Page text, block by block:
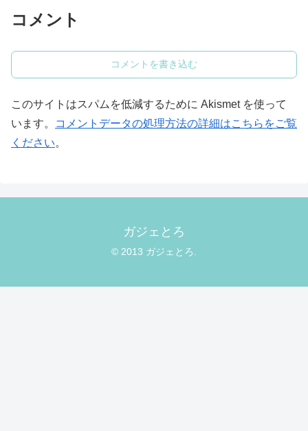
コメント
コメントを書き込む
このサイトはスパムを低減するために Akismet を使って
います。
コメントデータの処理方法の詳細はこちらをご覧
ください。
ガジェとろ
© 2013 ガジェとろ.